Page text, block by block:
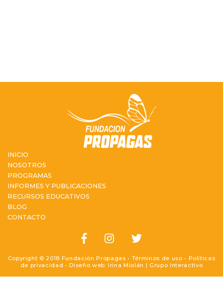
INICIO
NOSOTROS
PROGRAMAS
INFORMES Y PUBLICACIONES
RECURSOS EDUCATIVOS
BLOG
CONTACTO
Copyright © 2018 Fundación Propagas • Términos de uso • Políticas
de privacidad • Diseño web: Irina Miolán | Grupo Interactivo